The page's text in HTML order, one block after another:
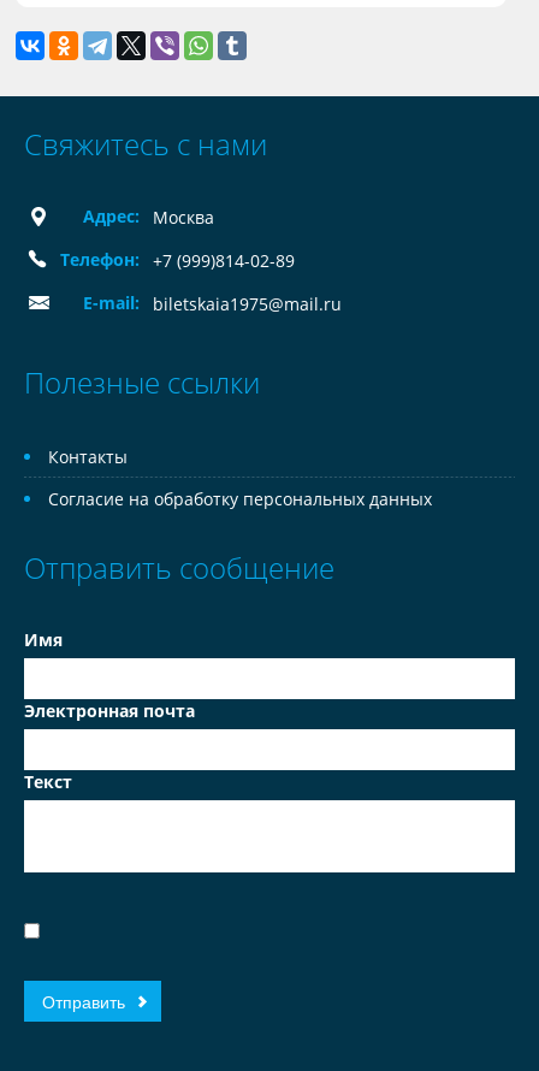
Свяжитесь с нами
Адрес:
Москва
Телефон:
+7 (999)814-02-89
E-mail:
biletskaia1975@mail.ru
Полезные ссылки
Контакты
Согласие на обработку персональных данных
Отправить сообщение
Имя
Электронная почта
Текст